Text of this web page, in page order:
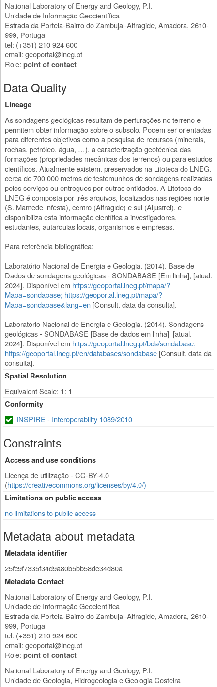
National Laboratory of Energy and Geology, P.I.
Unidade de Informação Geocientífica
Estrada da Portela-Bairro do Zambujal-Alfragide, Amadora, 2610-
999, Portugal
tel: (+351) 210 924 600
email: geoportal@lneg.pt
Role: point of contact
Data Quality
Lineage
As sondagens geológicas resultam de perfurações no terreno e
permitem obter informação sobre o subsolo. Podem ser orientadas
para diferentes objetivos como a pesquisa de recursos (minerais,
rochas, petróleo, água, …), a caracterização geotécnica das
formações (propriedades mecânicas dos terrenos) ou para estudos
científicos. Atualmente existem, preservados na Litoteca do LNEG,
cerca de 700 000 metros de testemunhos de sondagens realizadas
pelos serviços ou entregues por outras entidades. A Litoteca do
LNEG é composta por três arquivos, localizados nas regiões norte
(S. Mamede Infesta), centro (Alfragide) e sul (Aljustrel), e
disponibiliza esta informação científica a investigadores,
estudantes, autarquias locais, organismos e empresas.
Para referência bibliográfica:
Laboratório Nacional de Energia e Geologia. (2014). Base de
Dados de sondagens geológicas - SONDABASE [Em linha], [atual.
2024]. Disponível em https://geoportal.lneg.pt/mapa/?
Mapa=sondabase; https://geoportal.lneg.pt/mapa/?
Mapa=sondabase&lang=en [Consult. data da consulta].
Laboratório Nacional de Energia e Geologia. (2014). Sondagens
geológicas - SONDABASE [Base de dados em linha], [atual.
2024]. Disponível em https://geoportal.lneg.pt/bds/sondabase;
https://geoportal.lneg.pt/en/databases/sondabase [Consult. data da
consulta].
Spatial Resolution
Equivalent Scale: 1: 1
Conformity
INSPIRE - Interoperability 1089/2010
Constraints
Access and use conditions
Licença de utilização - CC-BY-4.0
(https://creativecommons.org/licenses/by/4.0/)
Limitations on public access
no limitations to public access
Metadata about metadata
Metadata identifier
25fc9f7335f34d9a80b5bb58de34d80a
Metadata Contact
National Laboratory of Energy and Geology, P.I.
Unidade de Informação Geocientífica
Estrada da Portela-Bairro do Zambujal-Alfragide, Amadora, 2610-
999, Portugal
tel: (+351) 210 924 600
email: geoportal@lneg.pt
Role: point of contact
National Laboratory of Energy and Geology, P.I.
Unidade de Geologia, Hidrogeologia e Geologia Costeira